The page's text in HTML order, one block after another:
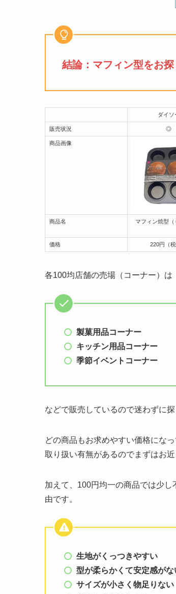
結論： マフィン型をお
ダイソ
販売状況 ◎
商品画像
商品名 マフィン焼型（
価格 220円（税
各100均店舗の売場（コーナー）は
製菓用品コーナー
キッチン用品コーナー
季節イベントコーナー
などで販売しているので迷わずに探
どの商品もお求めやすい価格にな
取り扱い有無があるのでまずはお
加えて、100円均一の商品では少
由です。
生地がくっつきやすい
型が柔らかくて安定感がな
サイズが小さく物足りない